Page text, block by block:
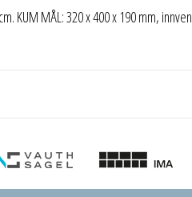
KUM MÅL: 320 x 400 x 190 mm,